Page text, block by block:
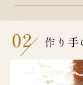
ーモンドやヘーゼ
完成したのが
塩バターキャラメル
げで、フランス中
ます。
キャラメル職人を
作り手